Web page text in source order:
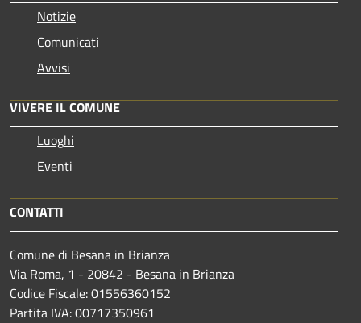
Notizie
Comunicati
Avvisi
VIVERE IL COMUNE
Luoghi
Eventi
CONTATTI
Comune di Besana in Brianza
Via Roma, 1 - 20842 - Besana in Brianza
Codice Fiscale: 01556360152
Partita IVA: 00717350961